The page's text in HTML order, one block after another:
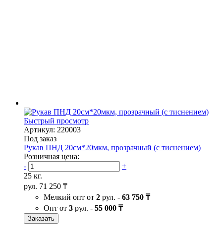
Быстрый просмотр
Артикул: 220003
Под заказ
Рукав ПНД 20см*20мкм, прозрачный (с тиснением)
Розничная цена:
-
+
25 кг.
рул. 71 250 ₸
Мелкий опт от 2 рул. - 63 750 ₸
Опт от 3 рул. - 55 000 ₸
Заказать